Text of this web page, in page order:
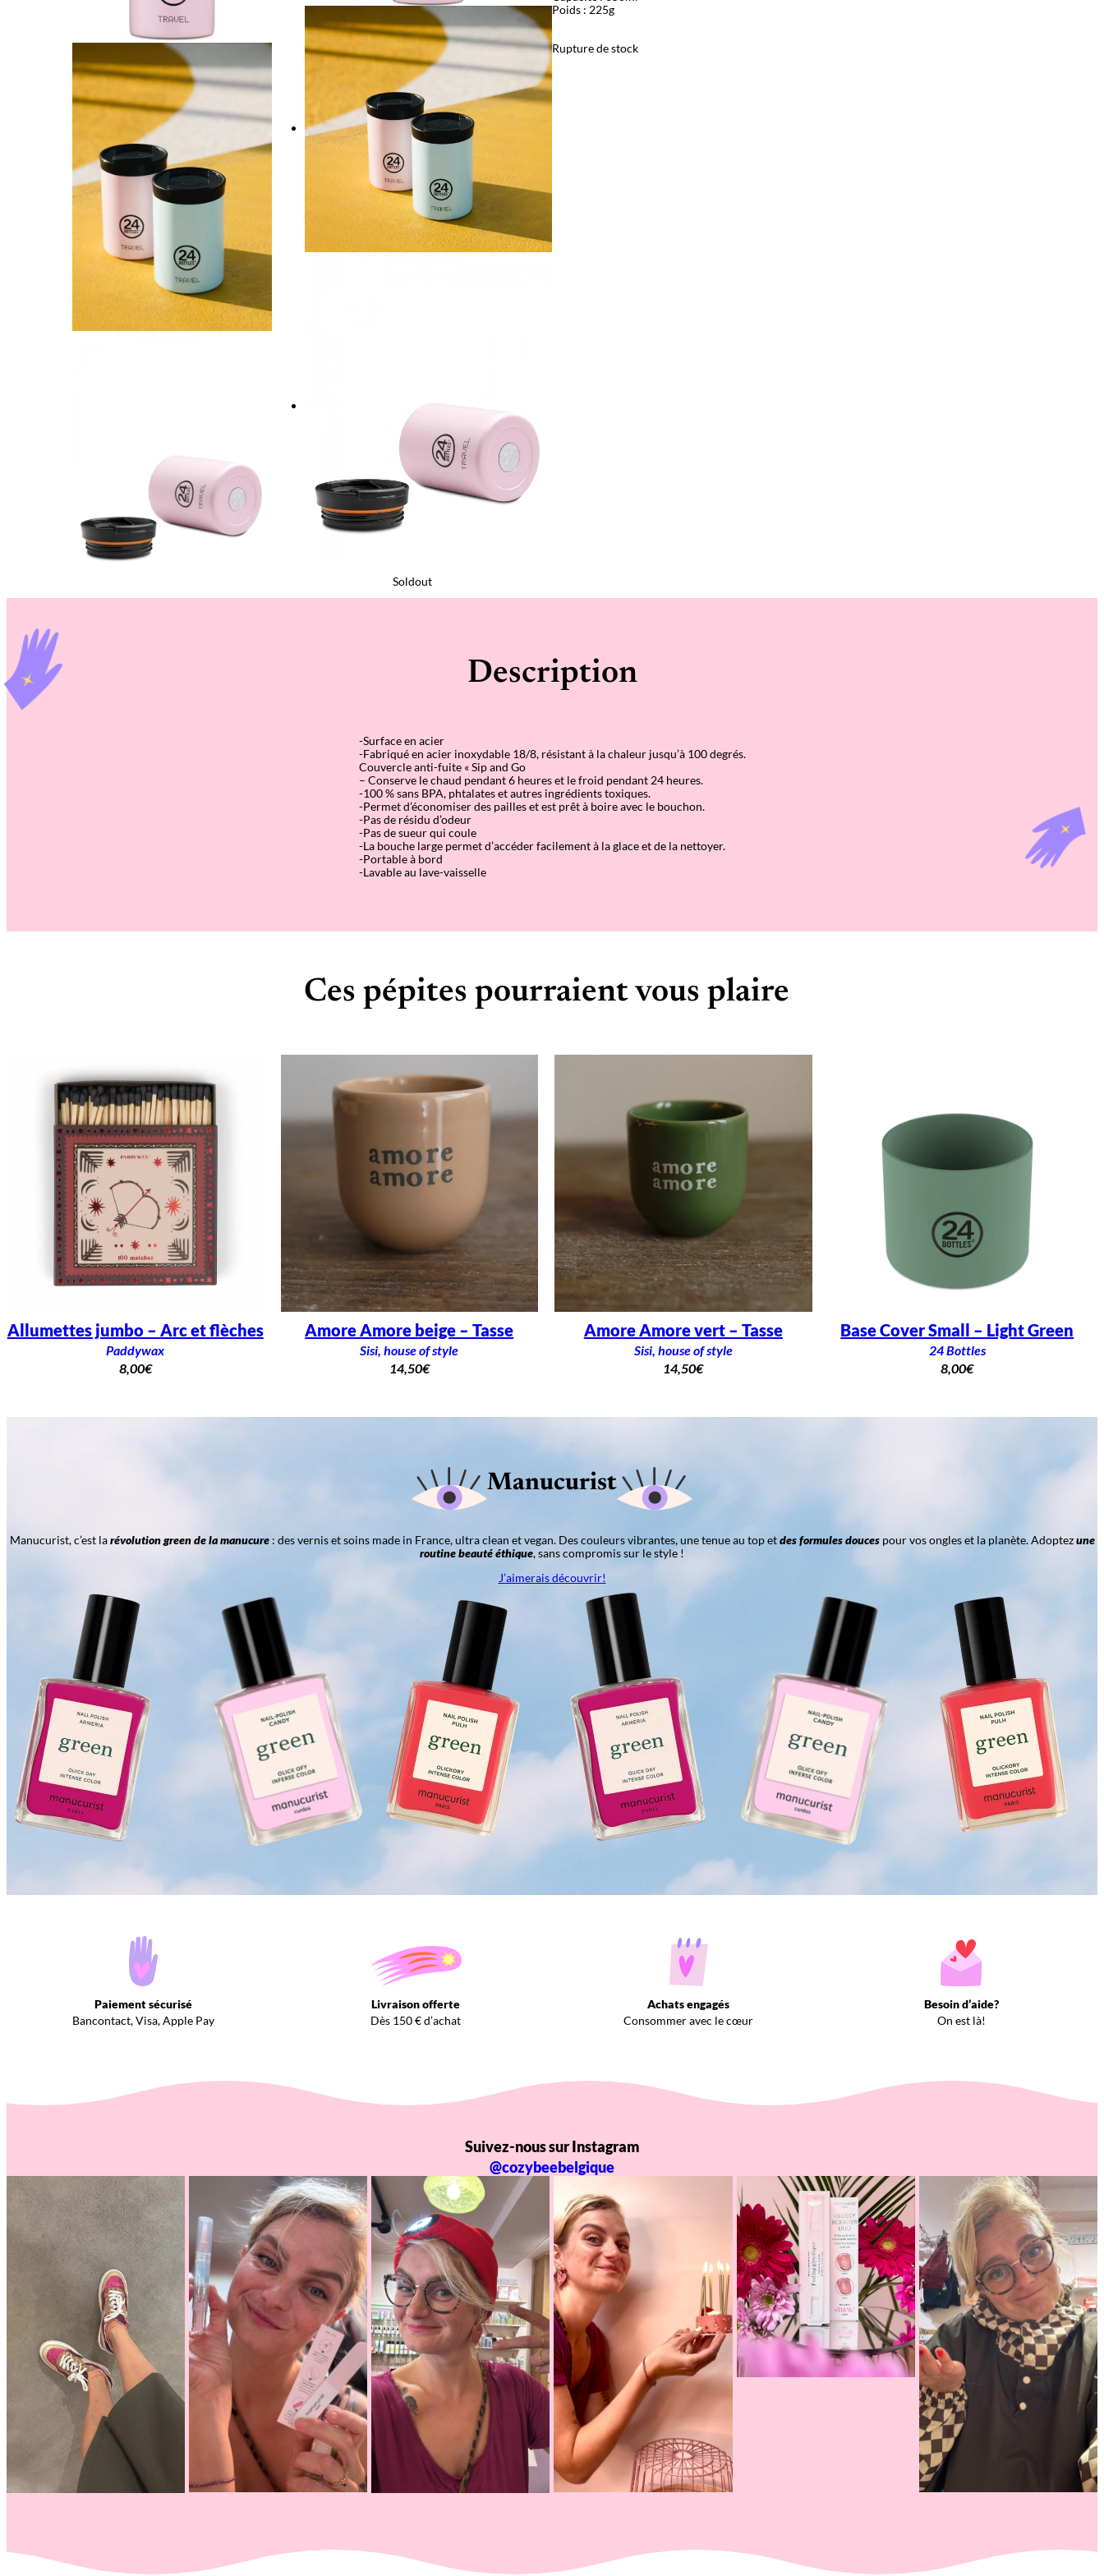
Soldout
Poids : 225g
Rupture de stock
Description
-Surface en acier
-Fabriqué en acier inoxydable 18/8, résistant à la chaleur jusqu’à 100 degrés.
Couvercle anti-fuite « Sip and Go
– Conserve le chaud pendant 6 heures et le froid pendant 24 heures.
-100 % sans BPA, phtalates et autres ingrédients toxiques.
-Permet d’économiser des pailles et est prêt à boire avec le bouchon.
-Pas de résidu d’odeur
-Pas de sueur qui coule
-La bouche large permet d’accéder facilement à la glace et de la nettoyer.
-Portable à bord
-Lavable au lave-vaisselle
Ces pépites pourraient vous plaire
Allumettes jumbo – Arc et flèches
Paddywax
8,00€
Amore Amore beige – Tasse
Sisi, house of style
14,50€
Amore Amore vert – Tasse
Sisi, house of style
14,50€
Base Cover Small – Light Green
24 Bottles
8,00€
Manucurist
Manucurist, c’est larévolution green de la manucure: des vernis et soins made in France, ultra clean et vegan. Des couleurs vibrantes, une tenue au top etdes formules doucespour vos ongles et la planète. Adoptezune
routine beauté éthique, sans compromis sur le style !
J’aimerais découvrir!
Paiement sécurisé
Bancontact, Visa, Apple Pay
Livraison offerte
Dès 150 € d’achat
Achats engagés
Consommer avec le cœur
Besoin d’aide?
On est là!
Suivez-nous sur Instagram
@cozybeebelgique